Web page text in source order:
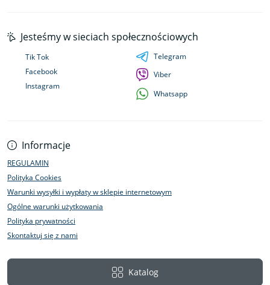
Informacje
REGULAMIN
Polityka Cookies
Warunki wysyłki i wypłaty w sklepie internetowym
Ogólne warunki użytkowania
Polityka prywatności
Skontaktuj się z nami
Katalog
Jesteśmy w sieciach społecznościowych
Tik Tok
Facebook
Instagram
Telegram
Viber
Whatsapp